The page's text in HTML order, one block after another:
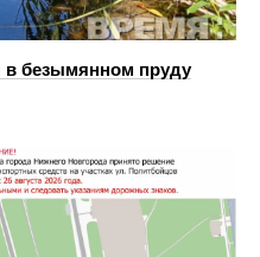
в безымянном пруду